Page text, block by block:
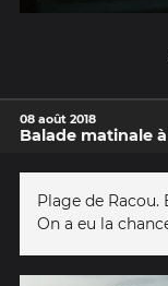
08 août 2018
Balade matinale
Plage de
On a eu la